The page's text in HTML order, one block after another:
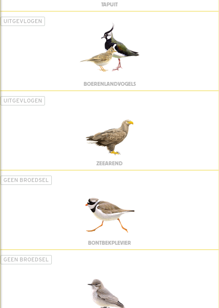
TAPUIT
UITGEVLOGEN
BOERENLANDVOGELS
UITGEVLOGEN
ZEEAREND
GEEN BROEDSEL
BONTBEKPLEVIER
GEEN BROEDSEL